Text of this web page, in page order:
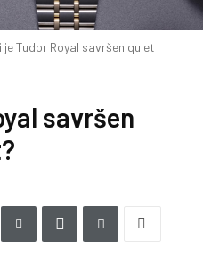
je Tudor Royal savršen quiet
savršen